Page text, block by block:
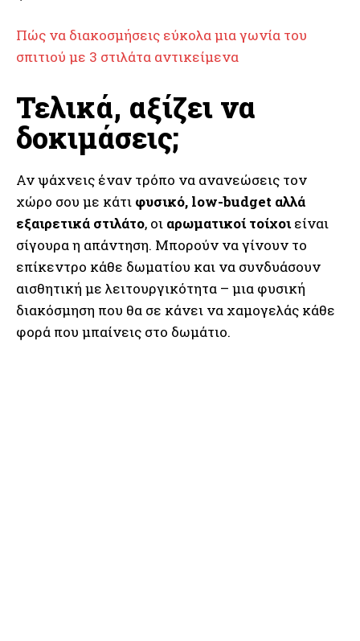
Πώς να διακοσμήσεις εύκολα μια γωνία του
σπιτιού με 3 στιλάτα αντικείμενα
Τελικά, αξίζει να
δοκιμάσεις;
Αν ψάχνεις έναν τρόπο να ανανεώσεις τον
χώρο σου με κάτι φυσικό, low-budget αλλά
εξαιρετικά στιλάτο, οι αρωματικοί τοίχοιείναι
σίγουρα η απάντηση. Μπορούν να γίνουν το
επίκεντρο κάθε δωματίου και να συνδυάσουν
αισθητική με λειτουργικότητα – μια φυσική
διακόσμηση που θα σε κάνει να χαμογελάς κάθε
φορά που μπαίνεις στο δωμάτιο.